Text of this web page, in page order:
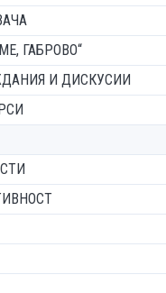
ГАБРОВО“
И ДИСКУСИИ